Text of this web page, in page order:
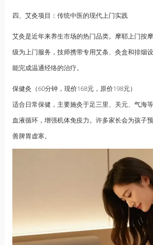
四、艾灸项目：传统中医的现代上门实践
艾灸是近年来养生市场的热门品类。摩耶上门按
级为上门服务，技师携带专用艾条、灸盒和排烟
能完成温通经络的治疗。
保健灸（60分钟，现价168元，原价198元）
适合日常保健，主要施灸于足三里、关元、气海
血液循环，增强机体免疫力。许多家长会为孩子
善脾胃虚寒。